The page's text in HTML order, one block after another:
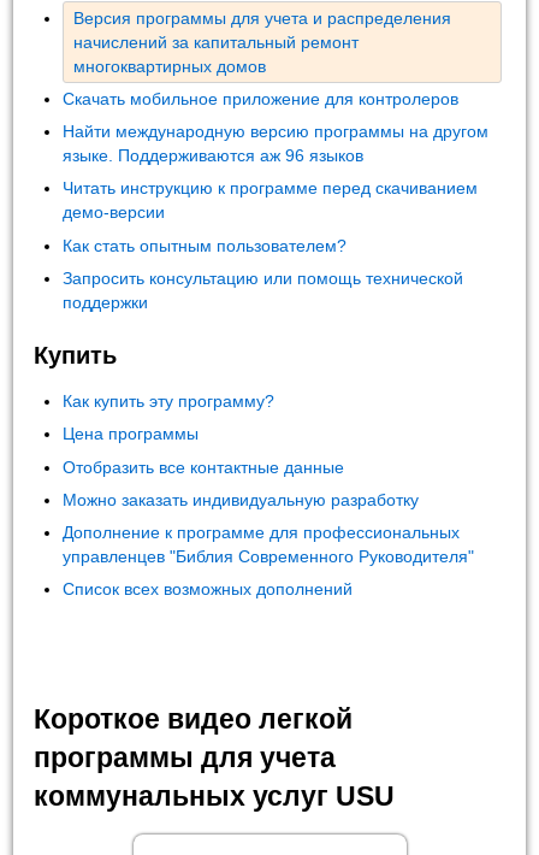
Версия программы для учета и распределения
начислений за капитальный ремонт
многоквартирных домов
Скачать мобильное приложение для контролеров
Найти международную версию программы на другом
языке. Поддерживаются аж 96 языков
Читать инструкцию к программе перед скачиванием
демо-версии
Как стать опытным пользователем?
Запросить консультацию или помощь технической
поддержки
Купить
Как купить эту программу?
Цена программы
Отобразить все контактные данные
Можно заказать индивидуальную разработку
Дополнение к программе для профессиональных
управленцев "Библия Современного Руководителя"
Список всех возможных дополнений
Короткое видео легкой
программы для учета
коммунальных услуг USU